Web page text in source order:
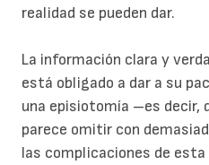
realidad se pueden dar.
La información clara y
está obligado a dar a su
una episiotomía –es decir,
parece omitir con
las complicaciones de esta